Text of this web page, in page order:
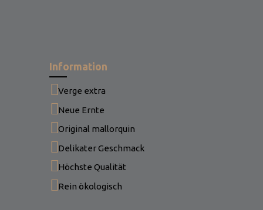
Information
Verge extra
Neue Ernte
Original mallorquin
Delikater Geschmack
Höchste Qualität
Rein ökologisch